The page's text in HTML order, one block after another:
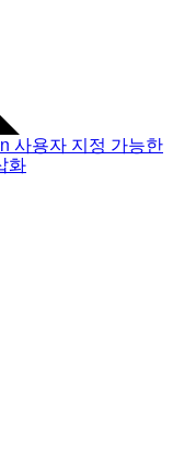
사용자 지정 가능한
화